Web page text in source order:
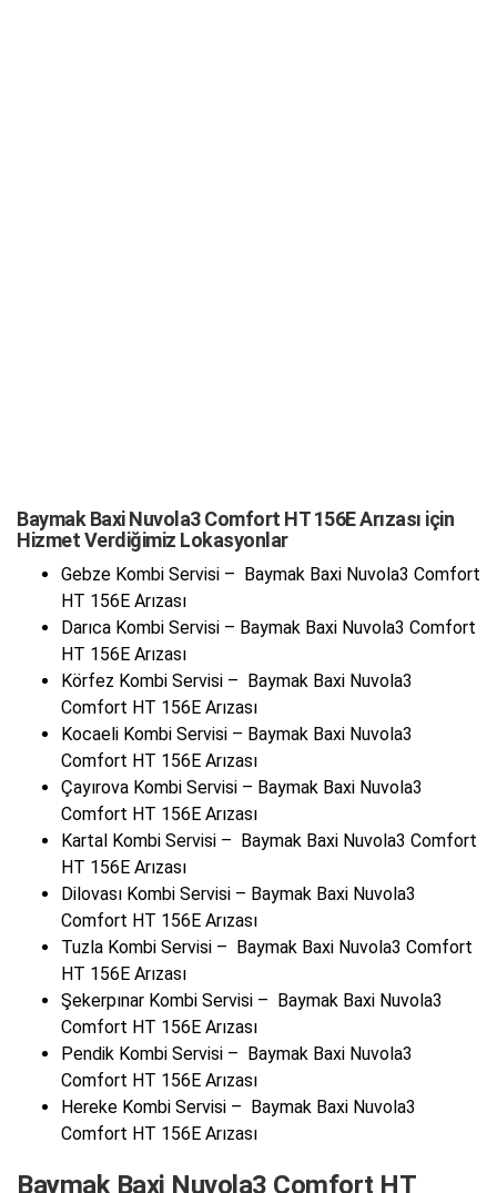
Baymak Baxi Nuvola3 Comfort HT 156E Arızası için
Hizmet Verdiğimiz Lokasyonlar
Gebze Kombi Servisi – Baymak Baxi Nuvola3 Comfort
HT 156E Arızası
Darıca Kombi Servisi – Baymak Baxi Nuvola3 Comfort
HT 156E Arızası
Körfez Kombi Servisi – Baymak Baxi Nuvola3
Comfort HT 156E Arızası
Kocaeli Kombi Servisi – Baymak Baxi Nuvola3
Comfort HT 156E Arızası
Çayırova Kombi Servisi – Baymak Baxi Nuvola3
Comfort HT 156E Arızası
Kartal Kombi Servisi – Baymak Baxi Nuvola3 Comfort
HT 156E Arızası
Dilovası Kombi Servisi – Baymak Baxi Nuvola3
Comfort HT 156E Arızası
Tuzla Kombi Servisi – Baymak Baxi Nuvola3 Comfort
HT 156E Arızası
Şekerpınar Kombi Servisi – Baymak Baxi Nuvola3
Comfort HT 156E Arızası
Pendik Kombi Servisi – Baymak Baxi Nuvola3
Comfort HT 156E Arızası
Hereke Kombi Servisi – Baymak Baxi Nuvola3
Comfort HT 156E Arızası
Baymak Baxi Nuvola3 Comfort HT